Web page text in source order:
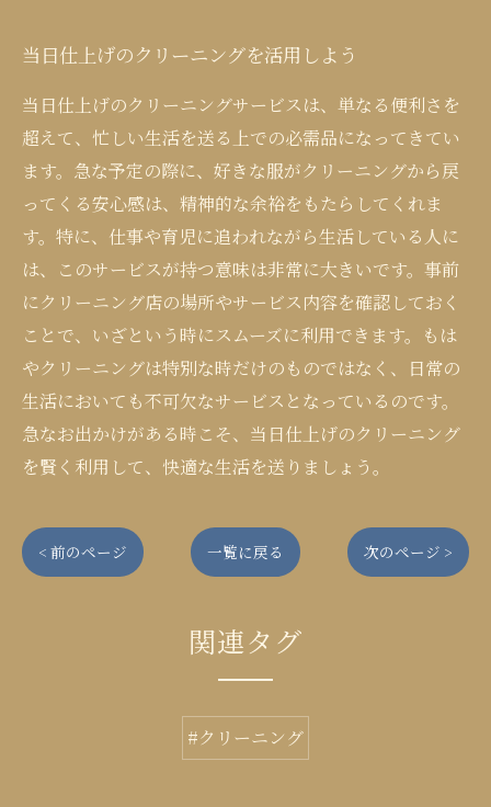
当日仕上げのクリーニングを活用しよう
当日仕上げのクリーニングサービスは、単なる便利さを
超えて、忙しい生活を送る上での必需品になってきてい
ます。急な予定の際に、好きな服がクリーニングから戻
ってくる安心感は、精神的な余裕をもたらしてくれま
す。特に、仕事や育児に追われながら生活している人に
は、このサービスが持つ意味は非常に大きいです。事前
にクリーニング店の場所やサービス内容を確認しておく
ことで、いざという時にスムーズに利用できます。もは
やクリーニングは特別な時だけのものではなく、日常の
生活においても不可欠なサービスとなっているのです。
急なお出かけがある時こそ、当日仕上げのクリーニング
を賢く利用して、快適な生活を送りましょう。
< 前のページ 一覧に戻る 次のページ >
関連タグ
#クリーニング